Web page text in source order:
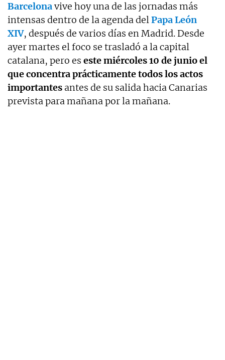
Barcelonavive hoy una de las jornadas más
intensas dentro de la agenda delPapa León
XIV, después de varios días en Madrid. Desde
ayer martes el foco se trasladó a la capital
catalana, pero es este miércoles 10 de junio el
que concentra prácticamente todos los actos
importantes antes de su salida hacia Canarias
prevista para mañana por la mañana.